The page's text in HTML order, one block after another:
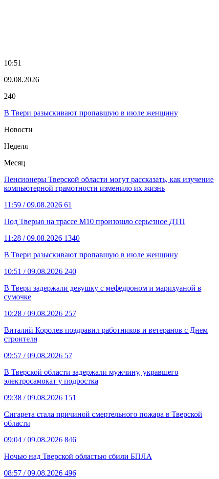
10:51
09.08.2026
240
В Твери разыскивают пропавшую в июле женщину
Новости
Неделя
Месяц
Пенсионеры Тверской области могут рассказать, как изучение
компьютерной грамотности изменило их жизнь
11:59 / 09.08.2026 61
Под Тверью на трассе М10 произошло серьезное ДТП
11:28 / 09.08.2026 1340
В Твери разыскивают пропавшую в июле женщину
10:51 / 09.08.2026 240
В Твери задержали девушку с мефедроном и марихуаной в
сумочке
10:28 / 09.08.2026 257
Виталий Королев поздравил работников и ветеранов с Днем
строителя
09:57 / 09.08.2026 57
В Тверской области задержали мужчину, укравшего
электросамокат у подростка
09:38 / 09.08.2026 151
Сигарета стала причиной смертельного пожара в Тверской
области
09:04 / 09.08.2026 846
Ночью над Тверской областью сбили БПЛА
08:57 / 09.08.2026 496